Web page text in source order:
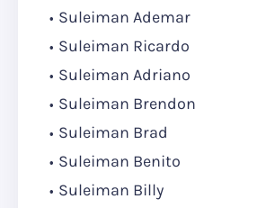
Suleiman Ademar
Suleiman Ricardo
Suleiman Adriano
Suleiman Brendon
Suleiman Brad
Suleiman Benito
Suleiman Billy